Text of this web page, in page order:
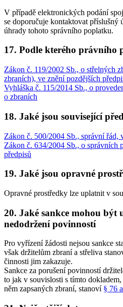
V případě elektronických podání
se doporučuje kontaktovat příslušný
úhrady tohoto správního poplatku.
17. Podle kterého právního
Zákon č. 119/2002 Sb., o střelných
zbraních), ve znění pozdějších
Vyhláška č. 115/2014 Sb., o
o zbraních
18. Jaké jsou související
Zákon č. 500/2004 Sb., správní řád,
Zákon č. 634/2004 Sb., o správních
předpisů
19. Jaké jsou opravné
Opravné prostředky lze uplatnit v
20. Jaké sankce mohou být
nedodržení povinností
Pro vyřízení žádosti nejsou sankce
však držitelům zbraní a střeliva
činnosti jim zakazuje.
Sankce za porušení povinností
to jak v souvislosti s tímto
něm zapsaných zbraní, stanoví § 76